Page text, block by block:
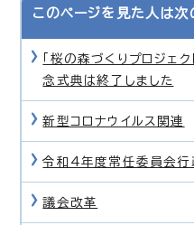
このページを見た人は次
「桜の森づくりプロジェ
念式典は終了しました
新型コロナウイルス関連
令和4年度常任委員会行
議会改革